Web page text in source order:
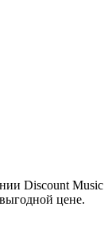
Discount Music
цене.